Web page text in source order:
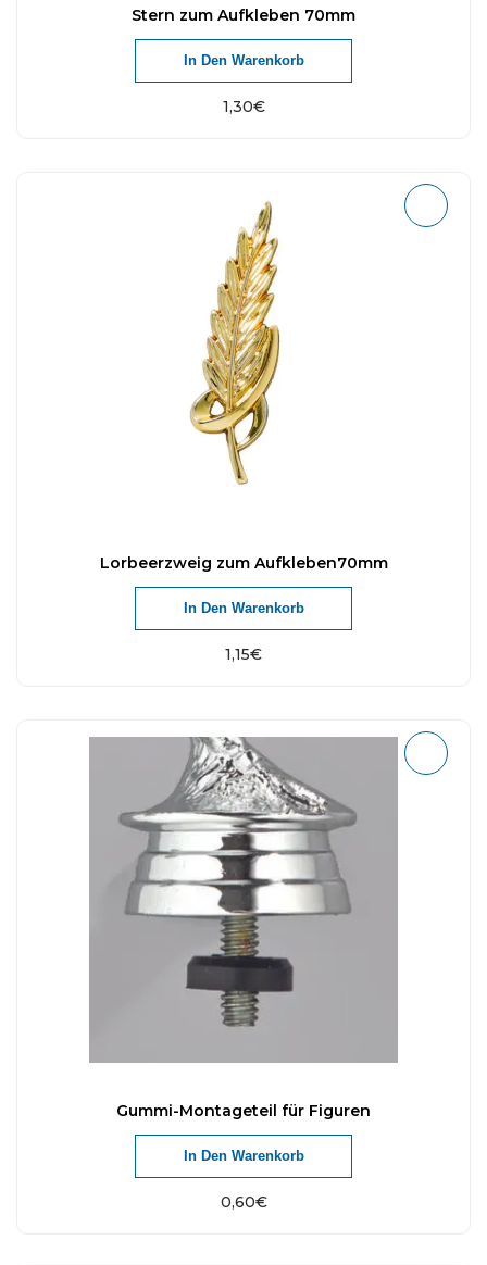
Stern zum Aufkleben 70mm
1,30€
In Den Warenkorb
Lorbeerzweig zum Aufkleben70mm
1,15€
In Den Warenkorb
Gummi-Montageteil für Figuren
0,60€
In Den Warenkorb